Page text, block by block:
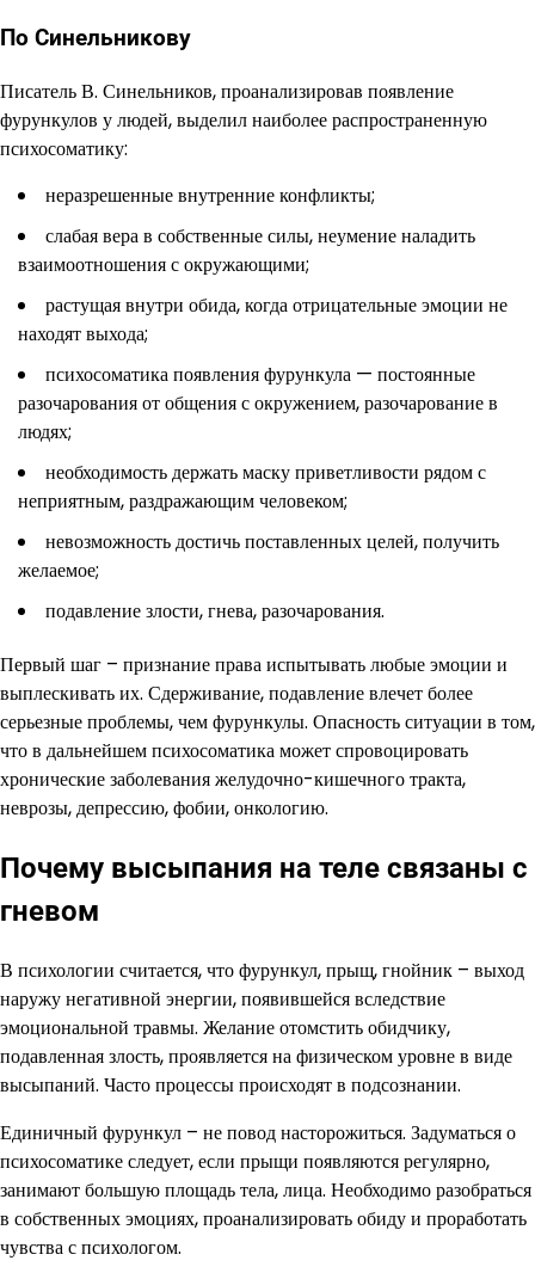
По Синельникову
Писатель В. Синельников, проанализировав появление
фурункулов у людей, выделил наиболее распространенную
психосоматику:
неразрешенные внутренние конфликты;
слабая вера в собственные силы, неумение наладить
взаимоотношения с окружающими;
растущая внутри обида, когда отрицательные эмоции не
находят выхода;
психосоматика появления фурункула — постоянные
разочарования от общения с окружением, разочарование в
людях;
необходимость держать маску приветливости рядом с
неприятным, раздражающим человеком;
невозможность достичь поставленных целей, получить
желаемое;
подавление злости, гнева, разочарования.
Первый шаг – признание права испытывать любые эмоции и
выплескивать их. Сдерживание, подавление влечет более
серьезные проблемы, чем фурункулы. Опасность ситуации в том,
что в дальнейшем психосоматика может спровоцировать
хронические заболевания желудочно-кишечного тракта,
неврозы, депрессию, фобии, онкологию.
Почему высыпания на теле связаны с
гневом
В психологии считается, что фурункул, прыщ, гнойник – выход
наружу негативной энергии, появившейся вследствие
эмоциональной травмы. Желание отомстить обидчику,
подавленная злость, проявляется на физическом уровне в виде
высыпаний. Часто процессы происходят в подсознании.
Единичный фурункул – не повод насторожиться. Задуматься о
психосоматике следует, если прыщи появляются регулярно,
занимают большую площадь тела, лица. Необходимо разобраться
в собственных эмоциях, проанализировать обиду и проработать
чувства с психологом.